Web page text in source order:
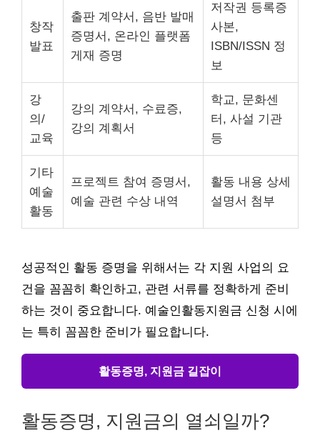
창작
발표
출판 계약서, 음반 발매
증명서, 온라인 플랫폼
게재 증명
저작권 등록증
사본,
ISBN/ISSN 정
보
강
의/
교육
강의 계약서, 수료증,
강의 계획서
학교, 문화센
터, 사설 기관
등
기타
예술
활동
프로젝트 참여 증명서,
예술 관련 수상 내역
활동 내용 상세
설명서 첨부
성공적인 활동 증명을 위해서는 각 지원 사업의 요
건을 꼼꼼히 확인하고, 관련 서류를 정확하게 준비
하는 것이 중요합니다. 예술인활동지원금 신청 시에
는 특히 꼼꼼한 준비가 필요합니다.
활동증명, 지원금 길잡이
활동증명, 지원금의 열쇠일까?